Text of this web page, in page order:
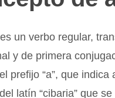
un verbo regular,
y de primera
prefijo “a”, que indica
latín “cibaria” que